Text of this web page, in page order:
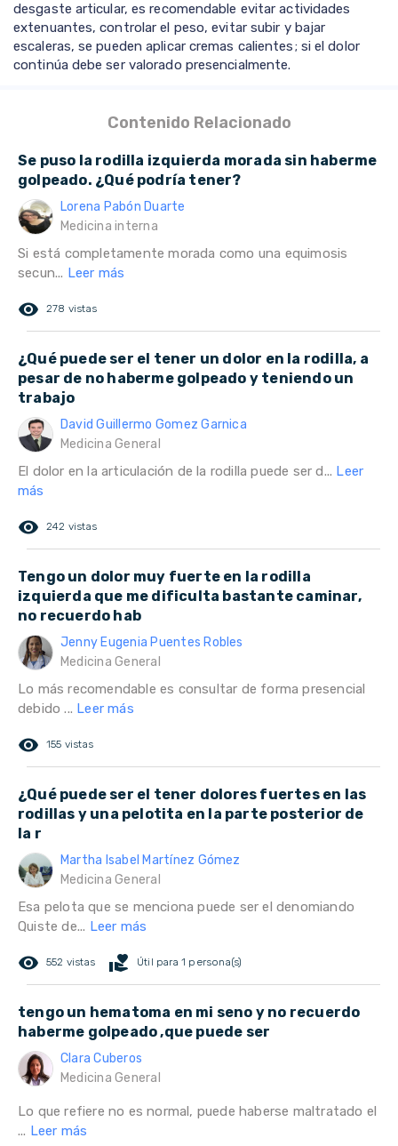
desgaste articular, es recomendable evitar actividades
extenuantes, controlar el peso, evitar subir y bajar
escaleras, se pueden aplicar cremas calientes; si el dolor
continúa debe ser valorado presencialmente.
Contenido Relacionado
Se puso la rodilla izquierda morada sin haberme
golpeado. ¿Qué podría tener?
Lorena Pabón Duarte
Medicina interna
Si está completamente morada como una equimosis
secun... Leer más
remove_red_eye 278 vistas
¿Qué puede ser el tener un dolor en la rodilla, a
pesar de no haberme golpeado y teniendo un
trabajo
David Guillermo Gomez Garnica
Medicina General
El dolor en la articulación de la rodilla puede ser d... Leer
más
remove_red_eye 242 vistas
Tengo un dolor muy fuerte en la rodilla
izquierda que me dificulta bastante caminar,
no recuerdo hab
Jenny Eugenia Puentes Robles
Medicina General
Lo más recomendable es consultar de forma presencial
debido ... Leer más
remove_red_eye 155 vistas
¿Qué puede ser el tener dolores fuertes en las
rodillas y una pelotita en la parte posterior de
la r
Martha Isabel Martínez Gómez
Medicina General
Esa pelota que se menciona puede ser el denomiando
Quiste de... Leer más
remove_red_eye 552 vistas volunteer_activism Útil para 1 persona(s)
tengo un hematoma en mi seno y no recuerdo
haberme golpeado ,que puede ser
Clara Cuberos
Medicina General
Lo que refiere no es normal, puede haberse maltratado el
... Leer más